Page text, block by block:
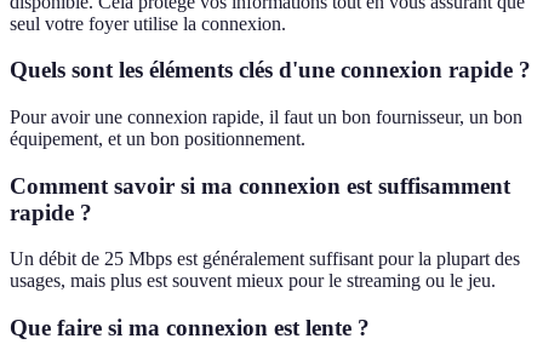
seul votre foyer utilise la connexion.
Quels sont les éléments clés d'une connexion rapide ?
Pour avoir une connexion rapide, il faut un bon fournisseur, un bon
équipement, et un bon positionnement.
Comment savoir si ma connexion est suffisamment
rapide ?
Un débit de 25 Mbps est généralement suffisant pour la plupart des
usages, mais plus est souvent mieux pour le streaming ou le jeu.
Que faire si ma connexion est lente ?